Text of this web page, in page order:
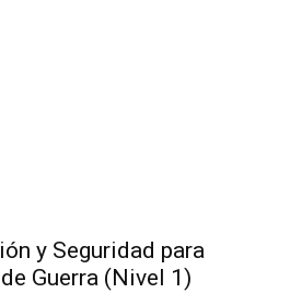
y Seguridad para
Guerra (Nivel 1)